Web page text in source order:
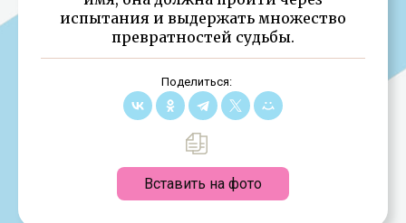
испытания и выдержать множество
превратностей судьбы.
Поделиться:
Вставить на фото